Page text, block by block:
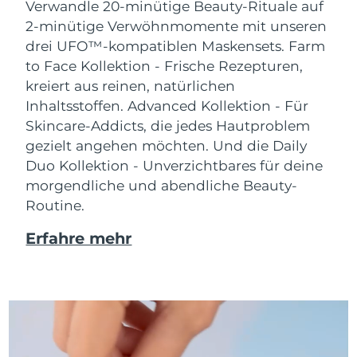
Verwandle 20-minütige Beauty-Rituale auf
2-minütige Verwöhnmomente mit unseren
drei UFO™-kompatiblen Maskensets. Farm
to Face Kollektion - Frische Rezepturen,
kreiert aus reinen, natürlichen
Inhaltsstoffen. Advanced Kollektion - Für
Skincare-Addicts, die jedes Hautproblem
gezielt angehen möchten. Und die Daily
Duo Kollektion - Unverzichtbares für deine
morgendliche und abendliche Beauty-
Routine.
Erfahre mehr